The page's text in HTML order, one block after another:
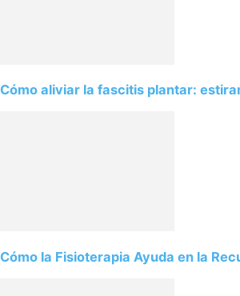
Cómo aliviar la fascitis plantar:
Cómo la Fisioterapia Ayuda en la